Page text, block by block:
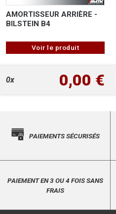
AMORTISSEUR ARRIÈRE -
BILSTEIN B4
Voir le produit
0x 0,00 €
PAIEMENTS SÉCURISÉS
PAIEMENT EN 3 OU 4 FOIS SANS
FRAIS